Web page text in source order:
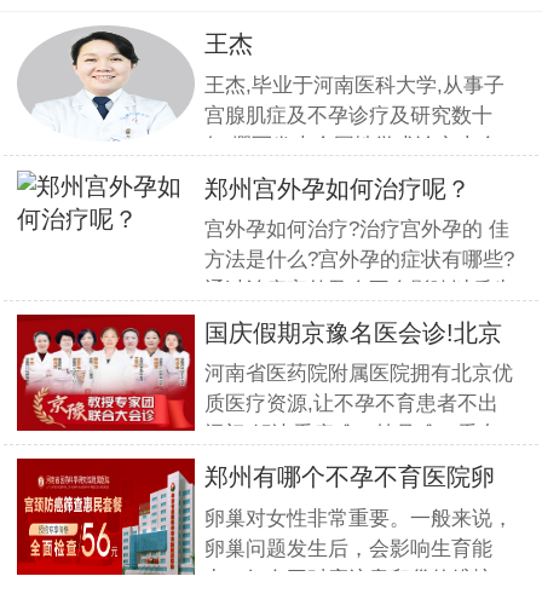
王杰
王杰,毕业于河南医科大学,从事子
宫腺肌症及不孕诊疗及研究数十
年,撰写发表全国性学术论文十余
篇.对宫、腹腔镜等微创高科技技
术诊治子宫腺肌症、石女、子宫肌
瘤、女性不孕等妇科疑难杂症有一
套成熟完整的方案,深得患者好评!
郑州宫外孕如何治疗呢？
宫外孕如何治疗?治疗宫外孕的 佳
方法是什么?宫外孕的症状有哪些?
通过治疗宫外孕会不会影响以后生
育?这一系列问题都是网友对宫外
孕的疑虑,那么宫外孕到底怎么治
疗呢?我们请专家为网友解答一下
宫外孕的相关为题. 什么是宫外
孕?医大专家指出宫外孕又称异位
妊娠,
国庆假期京豫名医会诊!北京
不孕
河南省医药院附属医院拥有北京优
质医疗资源,让不孕不育患者不出
家更难的问题.此次国庆期间(10月
1日-3日)北京专家将与郑州市·河
南省医药科学研究院附属医院名医
强强联合,发挥医疗资源优势,多对
郑州有哪个不孕不育医院卵
巢早衰
卵巢对女性非常重要。一般来说，
卵巢问题发生后，会影响生育能
力。妇女平时应注意卵巢的维护。